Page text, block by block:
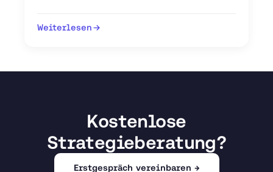
Weiterlesen
Kostenlose
Strategieberatung?
Erstgespräch vereinbaren →